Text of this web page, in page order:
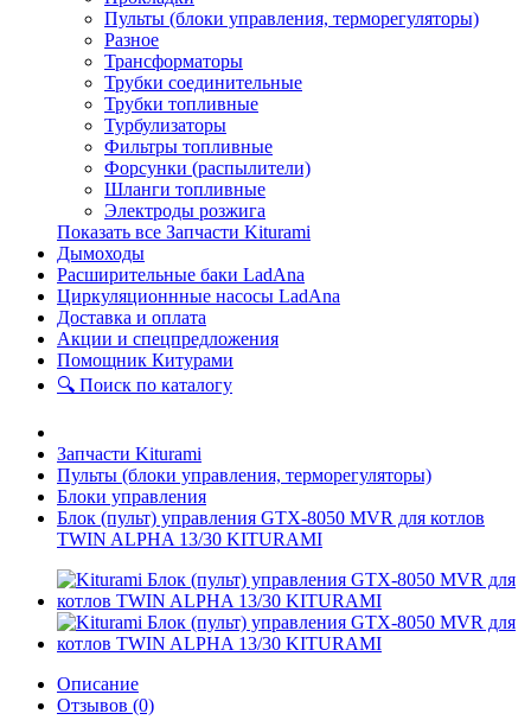
Пульты (блоки управления, терморегуляторы)
Разное
Трансформаторы
Трубки соединительные
Трубки топливные
Турбулизаторы
Фильтры топливные
Форсунки (распылители)
Шланги топливные
Электроды розжига
Показать все Запчасти Kiturami
Дымоходы
Расширительные баки LadAna
Циркуляционнные насосы LadAna
Доставка и оплата
Акции и спецпредложения
Помощник Китурами
🔍 Поиск по каталогу
Запчасти Kiturami
Пульты (блоки управления, терморегуляторы)
Блоки управления
Блок (пульт) управления GTX-8050 MVR для котлов
TWIN ALPHA 13/30 KITURAMI
Описание
Отзывов (0)